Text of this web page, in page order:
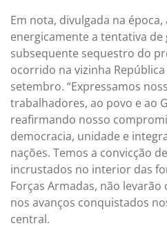
Em nota, divulgada na época,
energicamente a tentativa de
subsequente sequestro do
ocorrido na vizinha
setembro. “Expressamos
trabalhadores, ao povo e ao
reafirmando nosso
democracia, unidade e
nações. Temos a convicção
incrustados no interior das
Forças Armadas, não
nos avanços conquistados
central.